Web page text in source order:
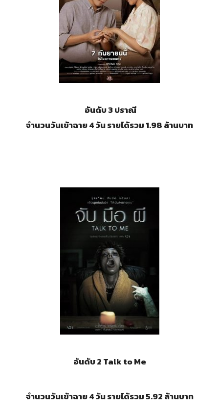
อันดับ 3 ปราณี
จำนวนวันเข้าฉาย 4 วัน รายได้รวม 1.98 ล้านบาท
อันดับ 2 Talk to Me
จำนวนวันเข้าฉาย 4 วัน รายได้รวม 5.92 ล้านบาท